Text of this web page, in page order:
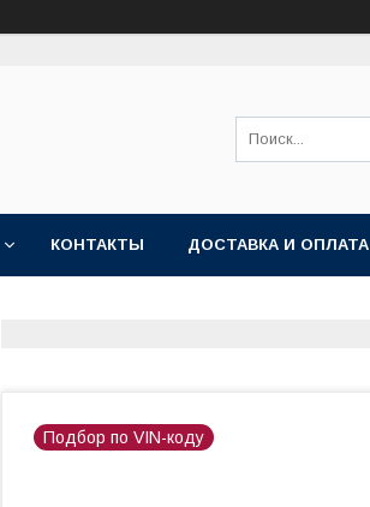
КОНТАКТЫ ДОСТАВКА И ОПЛАТА
Подбор по VIN-коду